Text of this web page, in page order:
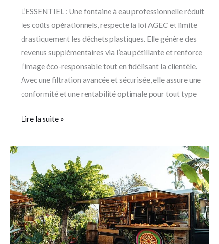
L’ESSENTIEL : Une fontaine à eau professionnelle réduit
les coûts opérationnels, respecte la loi AGEC et limite
drastiquement les déchets plastiques. Elle génère des
revenus supplémentaires via l’eau pétillante et renforce
l’image éco-responsable tout en fidélisant la clientèle.
Avec une filtration avancée et sécurisée, elle assure une
conformité et une rentabilité optimale pour tout type
Lire la suite »
installer
légalement
votre
food
truck
sur